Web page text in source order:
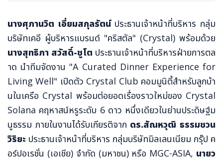
นางศุภานวิต เอี่ยมสกุลรัตน์ประธานเจ้าหน้าที่บริหาร กลุ่ม
บริษัทเคอี ผู้บริหารแบรนด์ "คริสตัล" (Crystal) พร้อมด้วย
นางสุทธิภา สวัสดิ์-ชูโต ประธานเจ้าหน้าที่บริหารฝ่ายการตล
าด นำทีมจัดงาน "A Curated Dinner Experience for
Living Well" เปิดตัว Crystal Club คอมมูนิตี้สำหรับลูกบ้า
นในเครือ Crystal พร้อมต่อยอดเรื่องราวใหม่ของ Crystal
Solana คฤหาสน์หรูระดับ 6 ดาว หนึ่งเดียวในย่านประดิษฐ์ม
นูธรรม ภายในงานได้รับเกียรติจาก ดร.สัณหวุฒิ ธรรมชวน
วิริยะ ประธานเจ้าหน้าที่บริหาร กลุ่มบริษัทมิลเลนเนียม กรุ๊ป ค
อร์ปอเรชั่น (เอเชีย) จำกัด (มหาชน) หรือ MGC-ASIA, นายว